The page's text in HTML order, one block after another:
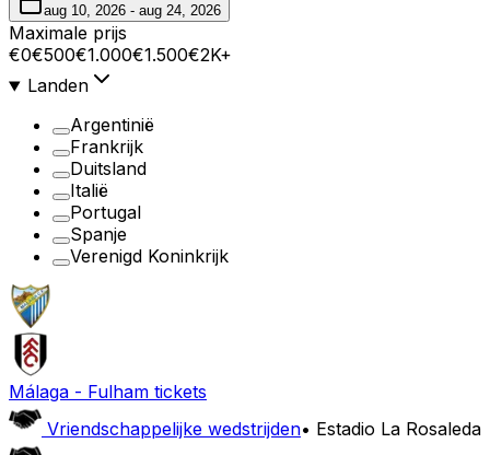
aug 10, 2026 - aug 24, 2026
Maximale prijs
€0€500€1.000€1.500€2K+
Landen
Argentinië
Frankrijk
Duitsland
Italië
Portugal
Spanje
Verenigd Koninkrijk
Málaga - Fulham tickets
Vriendschappelijke wedstrijden• Estadio La Rosaleda